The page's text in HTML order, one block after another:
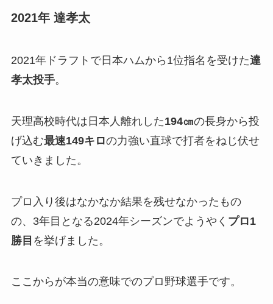
2021年 達孝太
2021年ドラフトで日本ハムから1位指名を受けた達
孝太投手。
天理高校時代は日本人離れした194㎝の長身から投
げ込む最速149キロの力強い直球で打者をねじ伏せ
ていきました。
プロ入り後はなかなか結果を残せなかったもの
の、3年目となる2024年シーズンでようやく プロ1
勝目 を挙げました。
ここからが本当の意味でのプロ野球選手です。